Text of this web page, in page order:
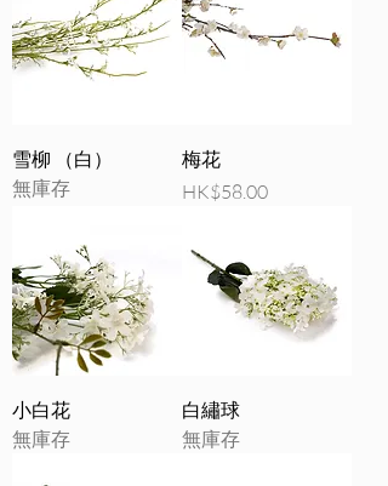
雪柳 （白）
無庫存
梅花
價格
HK$58.00
小白花
無庫存
白繡球
無庫存